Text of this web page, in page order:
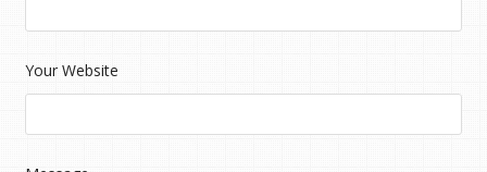
Your Website